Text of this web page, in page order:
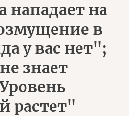
нападает на
в
у вас нет";
знает
растет"